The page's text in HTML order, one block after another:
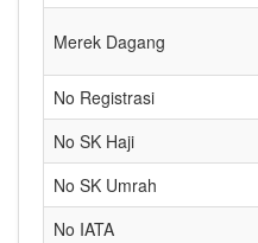
Merek Dagang
No Registrasi
No SK Haji
No SK Umrah
No IATA